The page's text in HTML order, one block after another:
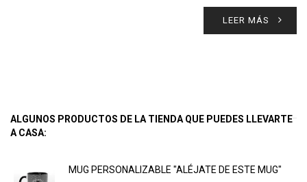
LEER MÁS
ALGUNOS PRODUCTOS DE LA TIENDA QUE PUEDES LLEVARTE
A CASA:
MUG PERSONALIZABLE "ALÉJATE DE ESTE MUG"